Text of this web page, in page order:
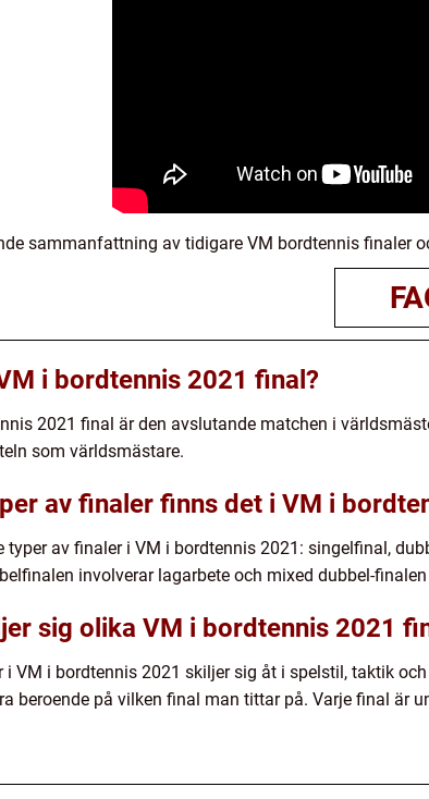
sammanfattning av tidigare VM bordtennis finaler
i bordtennis 2021 final?
2021 final är den avslutande matchen i
som världsmästare.
av finaler finns det i VM i
typer av finaler i VM i bordtennis 2021: singelfinal,
involverar lagarbete och mixed dubbel-
sig olika VM i bordtennis 2021
i VM i bordtennis 2021 skiljer sig åt i spelstil, taktik
beroende på vilken final man tittar på. Varje final är